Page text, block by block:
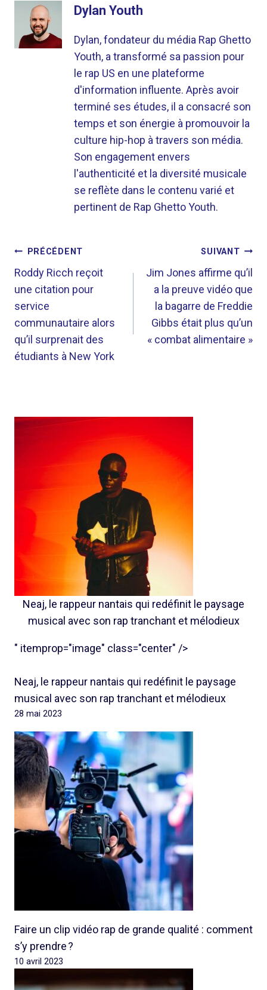
Dylan Youth
Dylan, fondateur du média Rap Ghetto
Youth, a transformé sa passion pour
le rap US en une plateforme
d'information influente. Après avoir
terminé ses études, il a consacré son
temps et son énergie à promouvoir la
culture hip-hop à travers son média.
Son engagement envers
l'authenticité et la diversité musicale
se reflète dans le contenu varié et
pertinent de Rap Ghetto Youth.
NAVIGATION
DE
L’ARTICLE
PRÉCÉDENT
Roddy Ricch reçoit
une citation pour
service
communautaire alors
qu’il surprenait des
étudiants à New York
SUIVANT
Jim Jones affirme qu’il
a la preuve vidéo que
la bagarre de Freddie
Gibbs était plus qu’un
« combat alimentaire »
Neaj, le rappeur nantais qui redéfinit le paysage
musical avec son rap tranchant et mélodieux
" itemprop="image" class="center" />
Neaj, le rappeur nantais qui redéfinit le paysage
musical avec son rap tranchant et mélodieux
28 mai 2023
Faire un clip vidéo rap de grande qualité : comment
s’y prendre ?
10 avril 2023